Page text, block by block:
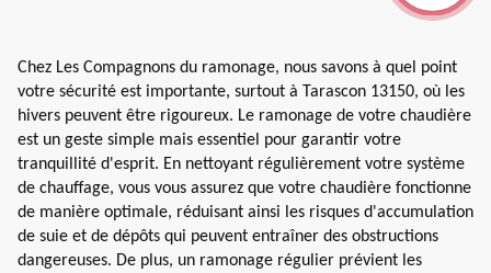
Chez Les Compagnons du ramonage, nous savons à quel point
votre sécurité est importante, surtout à Tarascon 13150, où les
hivers peuvent être rigoureux. Le ramonage de votre chaudière
est un geste simple mais essentiel pour garantir votre
tranquillité d'esprit. En nettoyant régulièrement votre système
de chauffage, vous vous assurez que votre chaudière fonctionne
de manière optimale, réduisant ainsi les risques d'accumulation
de suie et de dépôts qui peuvent entraîner des obstructions
dangereuses. De plus, un ramonage régulier prévient les